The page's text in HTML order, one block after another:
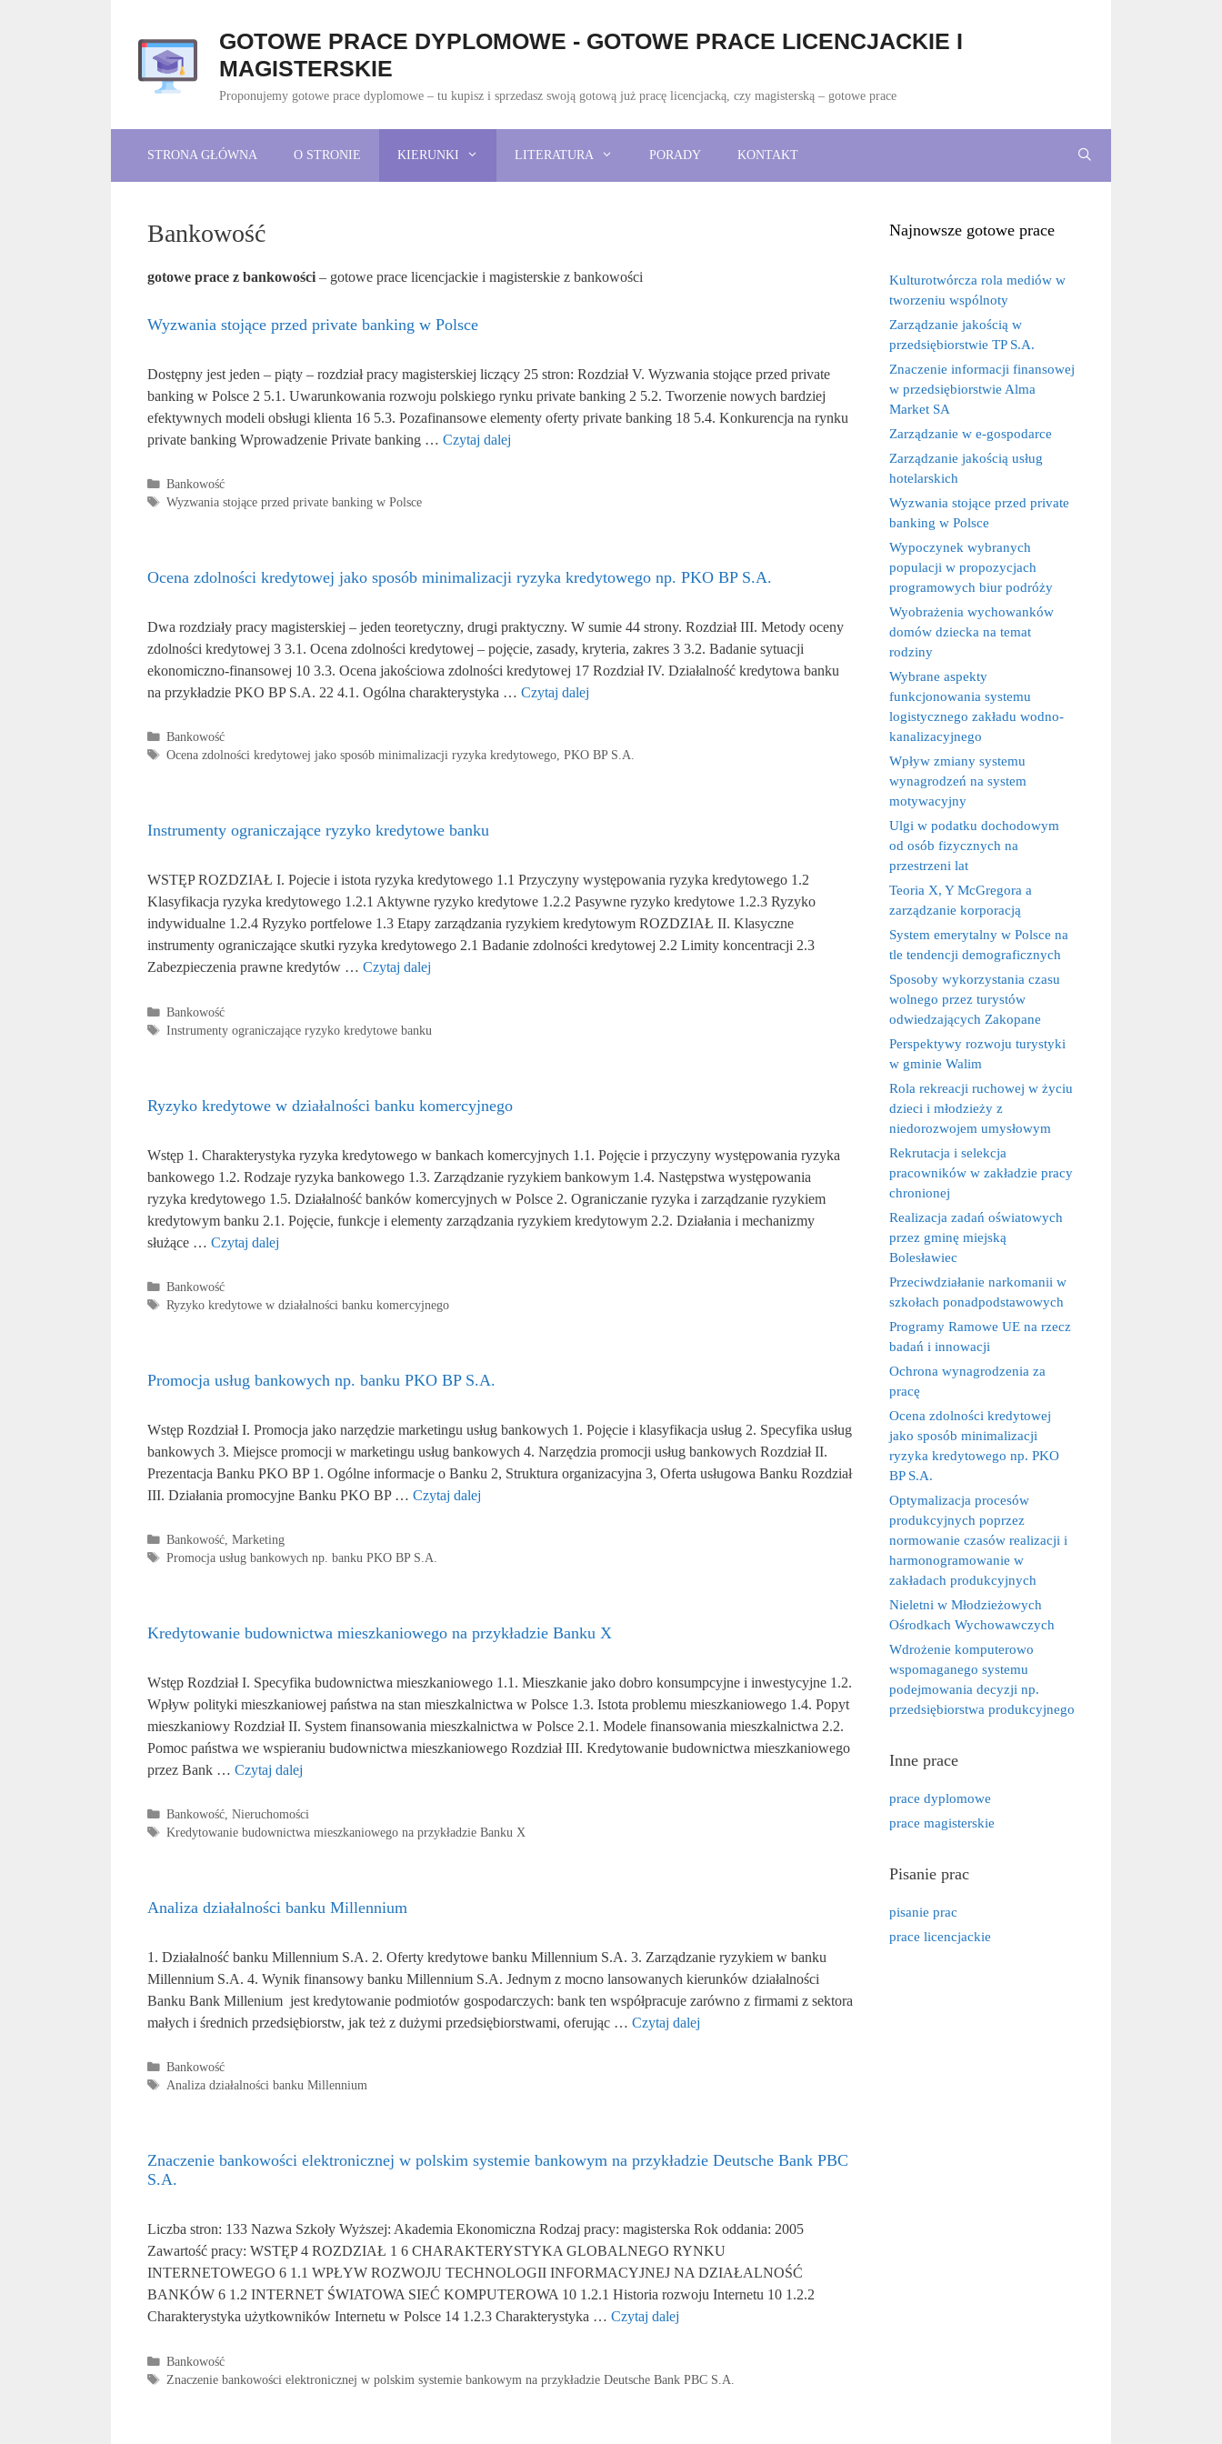
GOTOWE PRACE DYPLOMOWE - GOTOWE PRACE LICENCJACKIE I
MAGISTERSKIE
Proponujemy gotowe prace dyplomowe – tu kupisz i sprzedasz swoją gotową już pracę licencjacką, czy magisterską – gotowe prace
STRONA GŁÓWNA O STRONIE KIERUNKI LITERATURA PORADY KONTAKT
Bankowość
gotowe prace z bankowości – gotowe prace licencjackie i magisterskie z bankowości
Wyzwania stojące przed private banking w Polsce
Dostępny jest jeden – piąty – rozdział pracy magisterskiej liczący 25 stron: Rozdział V. Wyzwania stojące przed private
banking w Polsce 2 5.1. Uwarunkowania rozwoju polskiego rynku private banking 2 5.2. Tworzenie nowych bardziej
efektywnych modeli obsługi klienta 16 5.3. Pozafinansowe elementy oferty private banking 18 5.4. Konkurencja na rynku
private banking Wprowadzenie Private banking … Czytaj dalej
Kategorie
Bankowość
Tagi
Wyzwania stojące przed private banking w Polsce
Ocena zdolności kredytowej jako sposób minimalizacji ryzyka kredytowego np. PKO BP S.A.
Dwa rozdziały pracy magisterskiej – jeden teoretyczny, drugi praktyczny. W sumie 44 strony. Rozdział III. Metody oceny
zdolności kredytowej 3 3.1. Ocena zdolności kredytowej – pojęcie, zasady, kryteria, zakres 3 3.2. Badanie sytuacji
ekonomiczno-finansowej 10 3.3. Ocena jakościowa zdolności kredytowej 17 Rozdział IV. Działalność kredytowa banku
na przykładzie PKO BP S.A. 22 4.1. Ogólna charakterystyka … Czytaj dalej
Kategorie
Bankowość
Tagi
Ocena zdolności kredytowej jako sposób minimalizacji ryzyka kredytowego,PKO BP S.A.
Instrumenty ograniczające ryzyko kredytowe banku
WSTĘP ROZDZIAŁ I. Pojecie i istota ryzyka kredytowego 1.1 Przyczyny występowania ryzyka kredytowego 1.2
Klasyfikacja ryzyka kredytowego 1.2.1 Aktywne ryzyko kredytowe 1.2.2 Pasywne ryzyko kredytowe 1.2.3 Ryzyko
indywidualne 1.2.4 Ryzyko portfelowe 1.3 Etapy zarządzania ryzykiem kredytowym ROZDZIAŁ II. Klasyczne
instrumenty ograniczające skutki ryzyka kredytowego 2.1 Badanie zdolności kredytowej 2.2 Limity koncentracji 2.3
Zabezpieczenia prawne kredytów … Czytaj dalej
Kategorie
Bankowość
Tagi
Instrumenty ograniczające ryzyko kredytowe banku
Ryzyko kredytowe w działalności banku komercyjnego
Wstęp 1. Charakterystyka ryzyka kredytowego w bankach komercyjnych 1.1. Pojęcie i przyczyny występowania ryzyka
bankowego 1.2. Rodzaje ryzyka bankowego 1.3. Zarządzanie ryzykiem bankowym 1.4. Następstwa występowania
ryzyka kredytowego 1.5. Działalność banków komercyjnych w Polsce 2. Ograniczanie ryzyka i zarządzanie ryzykiem
kredytowym banku 2.1. Pojęcie, funkcje i elementy zarządzania ryzykiem kredytowym 2.2. Działania i mechanizmy
służące … Czytaj dalej
Kategorie
Bankowość
Tagi
Ryzyko kredytowe w działalności banku komercyjnego
Promocja usług bankowych np. banku PKO BP S.A.
Wstęp Rozdział I. Promocja jako narzędzie marketingu usług bankowych 1. Pojęcie i klasyfikacja usług 2. Specyfika usług
bankowych 3. Miejsce promocji w marketingu usług bankowych 4. Narzędzia promocji usług bankowych Rozdział II.
Prezentacja Banku PKO BP 1. Ogólne informacje o Banku 2, Struktura organizacyjna 3, Oferta usługowa Banku Rozdział
III. Działania promocyjne Banku PKO BP … Czytaj dalej
Kategorie
Bankowość ,Marketing
Tagi
Promocja usług bankowych np. banku PKO BP S.A.
Kredytowanie budownictwa mieszkaniowego na przykładzie Banku X
Wstęp Rozdział I. Specyfika budownictwa mieszkaniowego 1.1. Mieszkanie jako dobro konsumpcyjne i inwestycyjne 1.2.
Wpływ polityki mieszkaniowej państwa na stan mieszkalnictwa w Polsce 1.3. Istota problemu mieszkaniowego 1.4. Popyt
mieszkaniowy Rozdział II. System finansowania mieszkalnictwa w Polsce 2.1. Modele finansowania mieszkalnictwa 2.2.
Pomoc państwa we wspieraniu budownictwa mieszkaniowego Rozdział III. Kredytowanie budownictwa mieszkaniowego
przez Bank … Czytaj dalej
Kategorie
Bankowość,Nieruchomości
Tagi
Kredytowanie budownictwa mieszkaniowego na przykładzie Banku X
Analiza działalności banku Millennium
1. Działalność banku Millennium S.A. 2. Oferty kredytowe banku Millennium S.A. 3. Zarządzanie ryzykiem w banku
Millennium S.A. 4. Wynik finansowy banku Millennium S.A. Jednym z mocno lansowanych kierunków działalności
Banku Bank Millenium jest kredytowanie podmiotów gospodarczych: bank ten współpracuje zarówno z firmami z sektora
małych i średnich przedsiębiorstw, jak też z dużymi przedsiębiorstwami, oferując … Czytaj dalej
Kategorie
Bankowość
Tagi
Analiza działalności banku Millennium
Znaczenie bankowości elektronicznej w polskim systemie bankowym na przykładzie Deutsche Bank PBC
S.A.
Liczba stron: 133 Nazwa Szkoły Wyższej: Akademia Ekonomiczna Rodzaj pracy: magisterska Rok oddania: 2005
Zawartość pracy: WSTĘP 4 ROZDZIAŁ 1 6 CHARAKTERYSTYKA GLOBALNEGO RYNKU
INTERNETOWEGO 6 1.1 WPŁYW ROZWOJU TECHNOLOGII INFORMACYJNEJ NA DZIAŁALNOŚĆ
BANKÓW 6 1.2 INTERNET ŚWIATOWA SIEĆ KOMPUTEROWA 10 1.2.1 Historia rozwoju Internetu 10 1.2.2
Charakterystyka użytkowników Internetu w Polsce 14 1.2.3 Charakterystyka … Czytaj dalej
Kategorie
Bankowość
Tagi
Znaczenie bankowości elektronicznej w polskim systemie bankowym na przykładzie Deutsche Bank PBC S.A.
Najnowsze gotowe prace
Kulturotwórcza rola mediów w
tworzeniu wspólnoty
Zarządzanie jakością w
przedsiębiorstwie TP S.A.
Znaczenie informacji finansowej
w przedsiębiorstwie Alma
Market SA
Zarządzanie w e-gospodarce
Zarządzanie jakością usług
hotelarskich
Wyzwania stojące przed private
banking w Polsce
Wypoczynek wybranych
populacji w propozycjach
programowych biur podróży
Wyobrażenia wychowanków
domów dziecka na temat
rodziny
Wybrane aspekty
funkcjonowania systemu
logistycznego zakładu wodno-
kanalizacyjnego
Wpływ zmiany systemu
wynagrodzeń na system
motywacyjny
Ulgi w podatku dochodowym
od osób fizycznych na
przestrzeni lat
Teoria X, Y McGregora a
zarządzanie korporacją
System emerytalny w Polsce na
tle tendencji demograficznych
Sposoby wykorzystania czasu
wolnego przez turystów
odwiedzających Zakopane
Perspektywy rozwoju turystyki
w gminie Walim
Rola rekreacji ruchowej w życiu
dzieci i młodzieży z
niedorozwojem umysłowym
Rekrutacja i selekcja
pracowników w zakładzie pracy
chronionej
Realizacja zadań oświatowych
przez gminę miejską
Bolesławiec
Przeciwdziałanie narkomanii w
szkołach ponadpodstawowych
Programy Ramowe UE na rzecz
badań i innowacji
Ochrona wynagrodzenia za
pracę
Ocena zdolności kredytowej
jako sposób minimalizacji
ryzyka kredytowego np. PKO
BP S.A.
Optymalizacja procesów
produkcyjnych poprzez
normowanie czasów realizacji i
harmonogramowanie w
zakładach produkcyjnych
Nieletni w Młodzieżowych
Ośrodkach Wychowawczych
Wdrożenie komputerowo
wspomaganego systemu
podejmowania decyzji np.
przedsiębiorstwa produkcyjnego
Inne prace
prace dyplomowe
prace magisterskie
Pisanie prac
pisanie prac
prace licencjackie